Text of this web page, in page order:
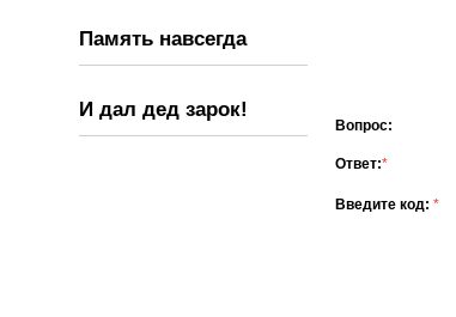
Вопрос:
Ответ:*
Введите код: *
Память навсегда
И дал дед зарок!